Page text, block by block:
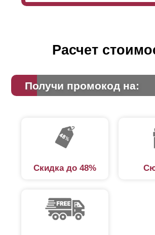
Расчет
Получи промокод на:
Скидка до 48%